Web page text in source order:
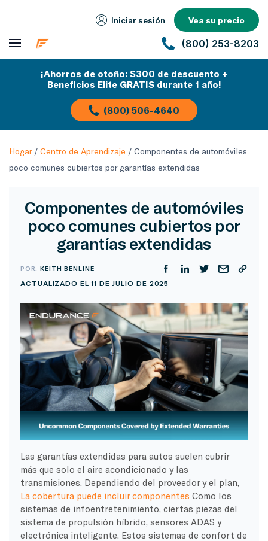
Iniciar sesión Vea su precio
(800) 253-8203
¡Ahorros de otoño: $300 de descuento +
Beneficios Elite GRATIS durante 1 año!
(800) 506-4640
Hogar/ Centro de Aprendizaje / Componentes de automóviles
poco comunes cubiertos por garantías extendidas
Componentes de automóviles
poco comunes cubiertos por
garantías extendidas
POR:KEITH BENLINE
ACTUALIZADO EL 11 DE JULIO DE 2025
Las garantías extendidas para autos suelen cubrir
más que solo el aire acondicionado y las
transmisiones. Dependiendo del proveedor y el plan,
La cobertura puede incluir componentes Como los
sistemas de infoentretenimiento, ciertas piezas del
sistema de propulsión híbrido, sensores ADAS y
electrónica inteligente. Estos sistemas de confort de